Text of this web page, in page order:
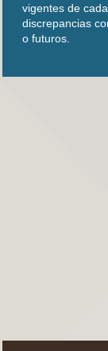
vigentes de
discrepancias
o futuros.